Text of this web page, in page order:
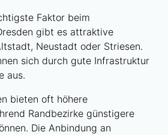
Faktor beim
gibt es attraktive
Neustadt oder Striesen.
sich durch gute Infrastruktur
aus.
bieten oft höhere
Randbezirke günstigere
Die Anbindung an